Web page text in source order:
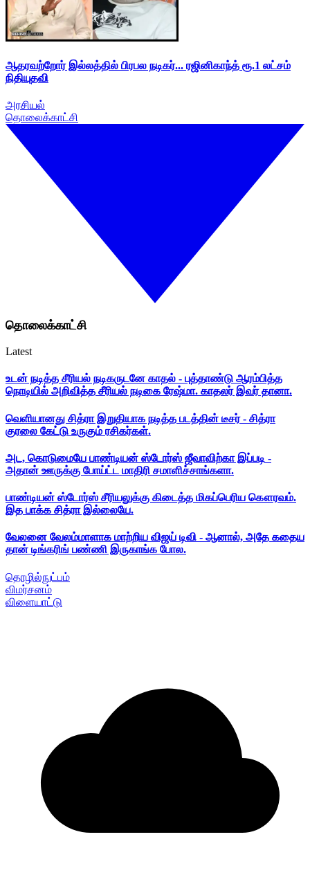
ஆதரவற்றோர் இல்லத்தில் பிரபல நடிகர்... ரஜினிகாந்த் ரூ.1 லட்சம்
நிதியுதவி
அரசியல்
தொலைக்காட்சி
தொலைக்காட்சி
Latest
உடன் நடித்த சீரியல் நடிகருடனே காதல் - புத்தாண்டு ஆரம்பித்த
நொடியில் அறிவித்த சீரியல் நடிகை ரேஷ்மா. காதலர் இவர் தானா.
வெளியானது சித்ரா இறுதியாக நடித்த படத்தின் டீசர் - சித்ரா
குரலை கேட்டு உருகும் ரசிகர்கள்.
அட, கொடுமையே பாண்டியன் ஸ்டோர்ஸ் ஜீவாவிற்கா இப்படி -
அதான் ஊருக்கு போய்ட்ட மாதிரி சமாளிச்சாங்களா.
பாண்டியன் ஸ்டோர்ஸ் சீரியலுக்கு கிடைத்த மிகப்பெரிய கௌரவம்.
இத பாக்க சித்ரா இல்லையே.
வேலனை வேலம்மாளாக மாற்றிய விஜய் டிவி - ஆனால், அதே கதைய
தான் டிங்கரிங் பண்ணி இருகாங்க போல.
தொழில்நுட்பம்
விமர்சனம்
விளையாட்டு